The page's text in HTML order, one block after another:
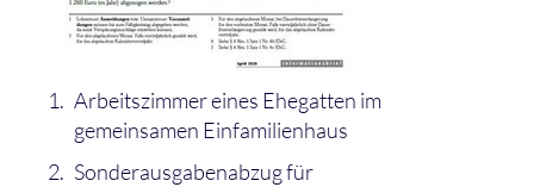
Arbeitszimmer eines Ehegatten im
gemeinsamen Einfamilienhaus
Sonderausgabenabzug für